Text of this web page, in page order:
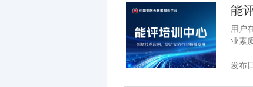
能
用户
业素
发布